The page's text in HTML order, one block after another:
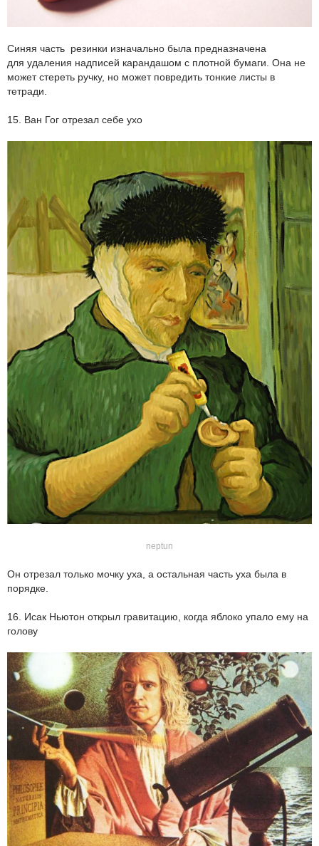
Синяя часть резинки изначально была предназначена
для удаления надписей карандашом с плотной бумаги. Она не
может стереть ручку, но может повредить тонкие листы в
тетради.
15. Ван Гог отрезал себе ухо
neptun
Он отрезал только мочку уха, а остальная часть уха была в
порядке.
16. Исак Ньютон открыл гравитацию, когда яблоко упало ему на
голову